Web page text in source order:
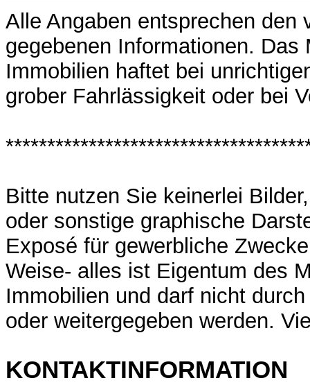
Alle Angaben entsprechen den
gegebenen Informationen. Das
Immobilien haftet bei
grober Fahrlässigkeit oder bei
Bitte nutzen Sie keinerlei
oder sonstige graphische
Exposé für gewerbliche
Weise- alles ist Eigentum des
Immobilien und darf nicht
oder weitergegeben werden.
KONTAKTINFORMATION